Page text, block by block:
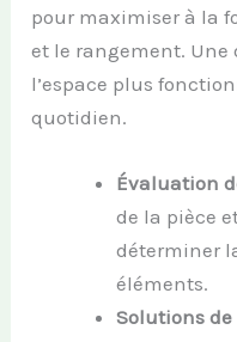
pour maximiser à la
et le rangement. Une
l’espace plus
quotidien.
Évaluation
de la pièce
déterminer
éléments.
Solutions